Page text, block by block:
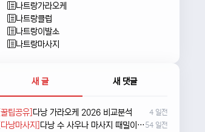
나트랑가라오케
나트랑클럽
나트랑이발소
나트랑마사지
새 글 새 댓글
[꿀팁공유] 다낭 가라오케 2026 비교분석 4 일전
[다낭마사지] 다낭 수 사우나 마사지 때밀이 및 누루 예약방법 54 일전